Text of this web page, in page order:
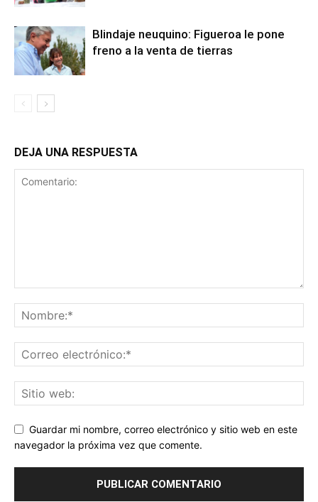
Blindaje neuquino: Figueroa le pone
freno a la venta de tierras
DEJA UNA RESPUESTA
Guardar mi nombre, correo electrónico y sitio web en este
navegador la próxima vez que comente.